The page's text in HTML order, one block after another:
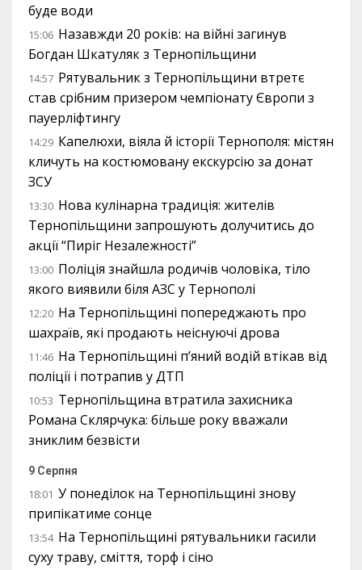
буде води
15:06 Назавжди 20 років: на війні загинув
Богдан Шкатуляк з Тернопільщини
14:57 Рятувальник з Тернопільщини втретє
став срібним призером чемпіонату Європи з
пауерліфтингу
14:29 Капелюхи, віяла й історії Тернополя: містян
кличуть на костюмовану екскурсію за донат
ЗСУ
13:30 Нова кулінарна традиція: жителів
Тернопільщини запрошують долучитись до
акції “Пиріг Незалежності”
13:00 Поліція знайшла родичів чоловіка, тіло
якого виявили біля АЗС у Тернополі
12:20 На Тернопільщині попереджають про
шахраїв, які продають неіснуючі дрова
11:46 На Тернопільщині п’яний водій втікав від
поліції і потрапив у ДТП
10:53 Тернопільщина втратила захисника
Романа Склярчука: більше року вважали
зниклим безвісти
9 Серпня
18:01 У понеділок на Тернопільщині знову
припікатиме сонце
13:54 На Тернопільщині рятувальники гасили
суху траву, сміття, торф і сіно